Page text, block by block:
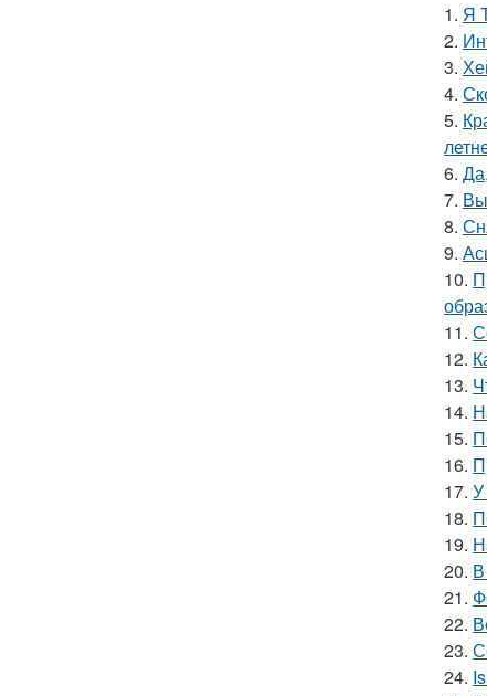
1. Я
2.
3.
4.
5.
6.
7.
8.
9.
10.
11.
12.
13.
14.
15.
16.
17. У
18.
19.
20.
21.
22.
23.
24.